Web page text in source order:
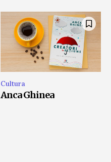
Cultura
Anca Ghinea